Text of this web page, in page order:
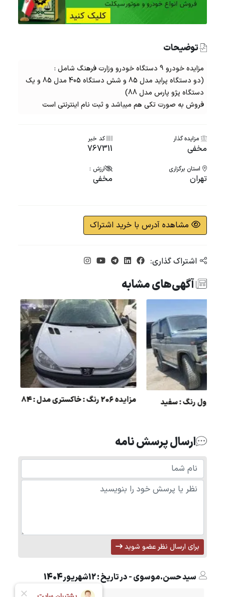
توضیحات
مزایده خودرو 9 دستگاه خودرو وزارت فرهنگ شامل :
(دو دستگاه پراید مدل 85 و شش دستگاه 405 مدل 85 و یک
دستگاه پژو پارس مدل 88)
فروش به صورت تکی هم میباشد و ثبت نام اینترنتی است
مزایده گذار
مخفی
کد خبر
767311
استان برگزاری
تهران
ارزش :
مخفی
مشاهده آدرس با خرید اشتراک
اشتراک گذاری:
آگهی‌های مشابه
مزایده 206 رنگ : خاکستری مدل : 84
مزایده دولتی پاترول رنگ : سفید
ارسال پرسش نامه
برای ارسال نظر عضو شوید
سید حسن.موسوی - در تاریخ : 12شهریور1404